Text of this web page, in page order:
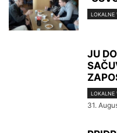
LOKALNE
JU
LOKALNE
31.